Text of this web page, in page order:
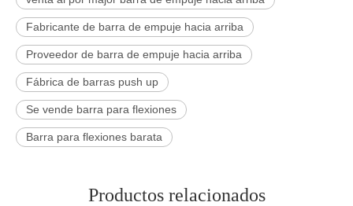
Fabricante de barra de empuje hacia arriba
Proveedor de barra de empuje hacia arriba
Fábrica de barras push up
Se vende barra para flexiones
Barra para flexiones barata
Productos relacionados